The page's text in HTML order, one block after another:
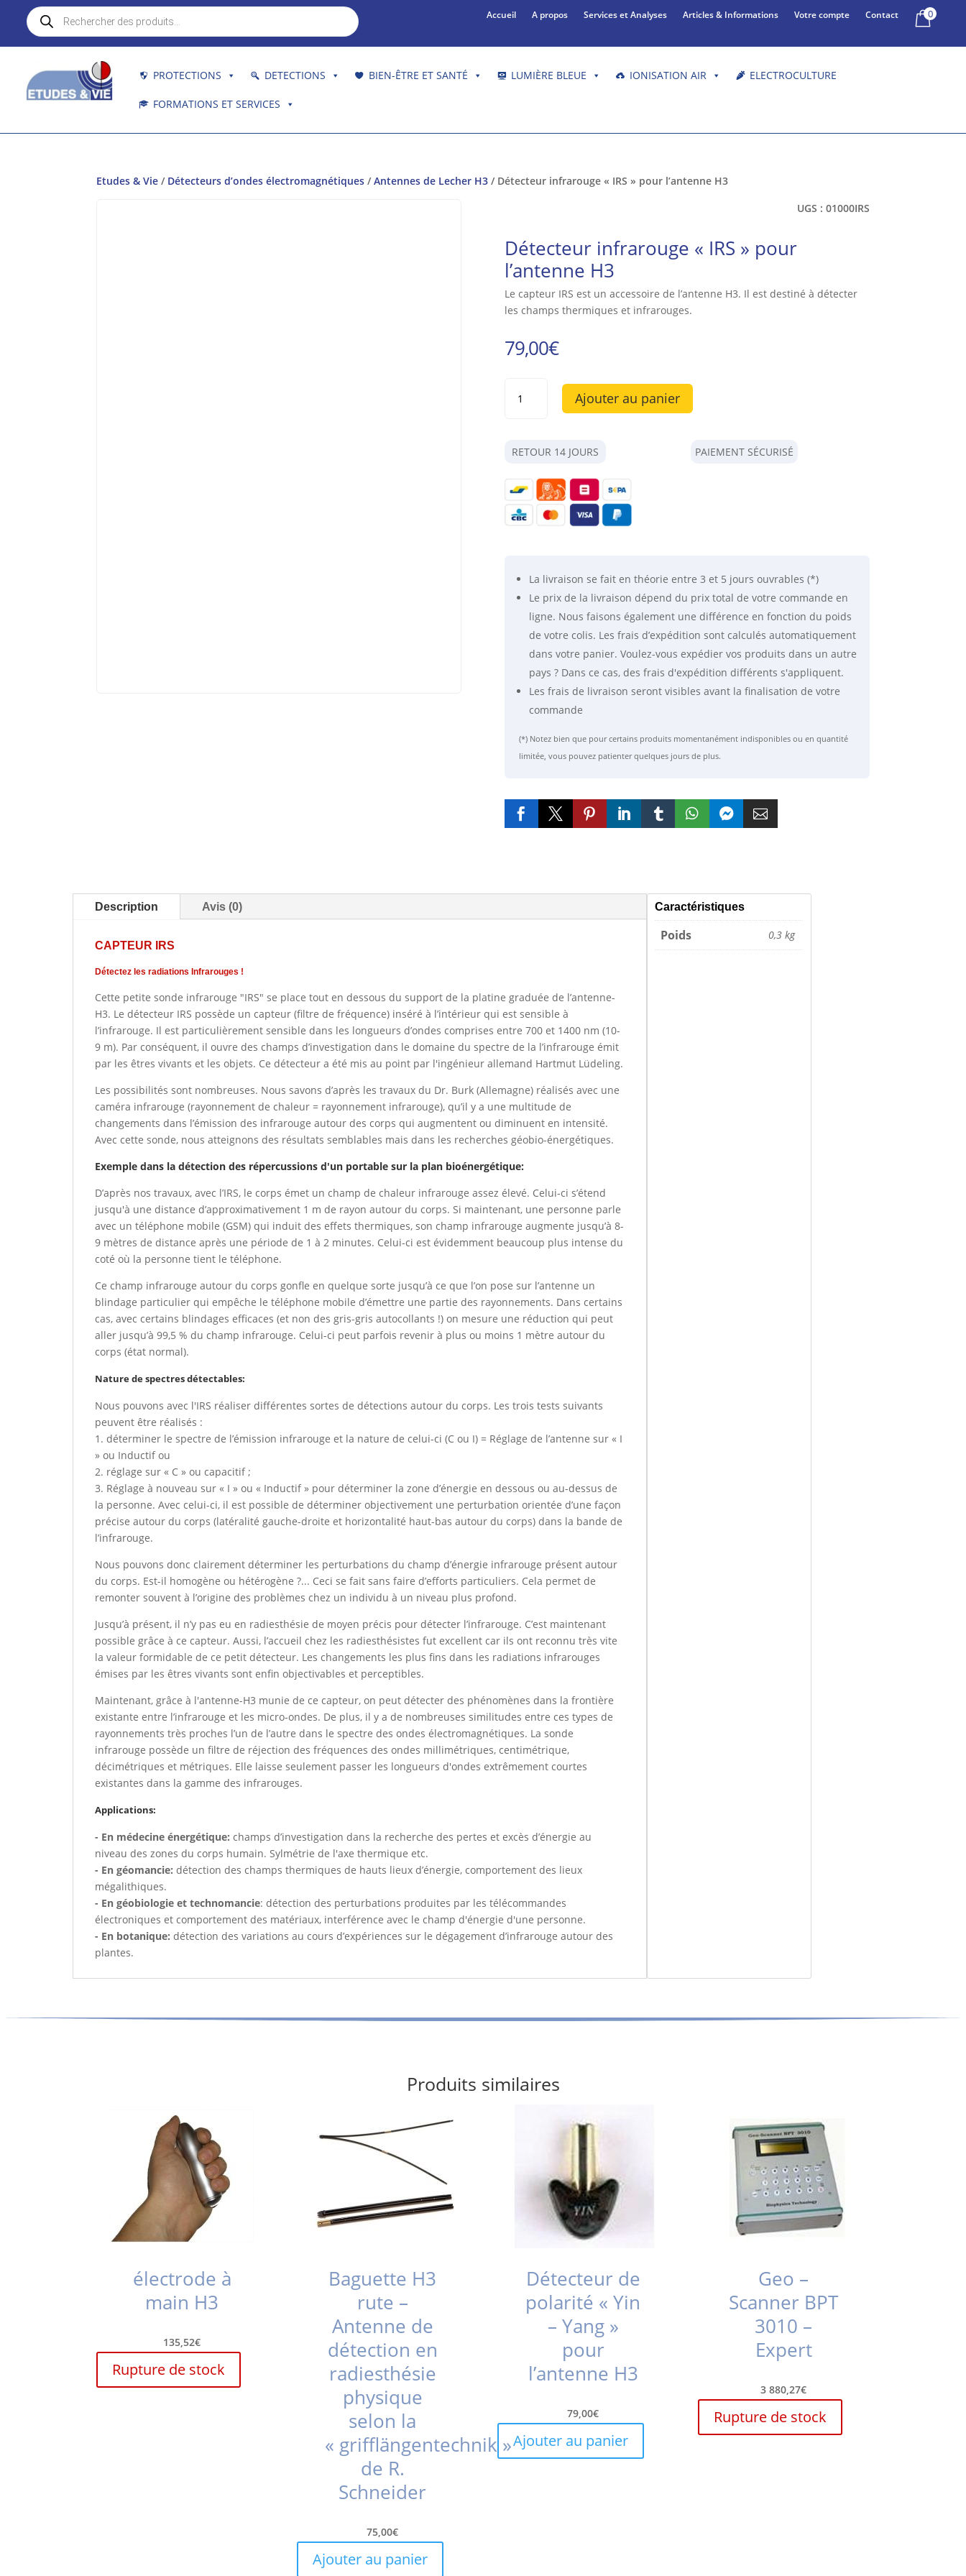
Recherche
de
produits
Accueil A propos Services et Analyses Articles & Informations Votre compte Contact 0
PROTECTIONS DETECTIONS BIEN-ÊTRE ET SANTÉ LUMIÈRE BLEUE IONISATION AIR ELECTROCULTURE
FORMATIONS ET SERVICES
Etudes & Vie / Détecteurs d’ondes électromagnétiques /Antennes de Lecher H3 / Détecteur infrarouge « IRS » pour l’antenne H3
UGS : 01000IRS
Détecteur infrarouge « IRS » pour
l’antenne H3
Le capteur IRS est un accessoire de l’antenne H3. Il est destiné à détecter
les champs thermiques et infrarouges.
79,00€
"IRS"
l'antenne
H3
Ajouter au panier
RETOUR 14 JOURS PAIEMENT SÉCURISÉ
La livraison se fait en théorie entre 3 et 5 jours ouvrables (*)
Le prix de la livraison dépend du prix total de votre commande en
ligne. Nous faisons également une différence en fonction du poids
de votre colis. Les frais d’expédition sont calculés automatiquement
dans votre panier. Voulez-vous expédier vos produits dans un autre
pays ? Dans ce cas, des frais d'expédition différents s'appliquent.
Les frais de livraison seront visibles avant la finalisation de votre
commande
(*) Notez bien que pour certains produits momentanément indisponibles ou en quantité
limitée, vous pouvez patienter quelques jours de plus.
       
Description Avis (0)
CAPTEUR IRS
Détectez les radiations Infrarouges !
Cette petite sonde infrarouge "IRS" se place tout en dessous du support de la platine graduée de l’antenne-
H3. Le détecteur IRS possède un capteur (filtre de fréquence) inséré à l’intérieur qui est sensible à
l’infrarouge. Il est particulièrement sensible dans les longueurs d’ondes comprises entre 700 et 1400 nm (10-
9 m). Par conséquent, il ouvre des champs d’investigation dans le domaine du spectre de la l’infrarouge émit
par les êtres vivants et les objets. Ce détecteur a été mis au point par l'ingénieur allemand Hartmut Lüdeling.
Les possibilités sont nombreuses. Nous savons d’après les travaux du Dr. Burk (Allemagne) réalisés avec une
caméra infrarouge (rayonnement de chaleur = rayonnement infrarouge), qu’il y a une multitude de
changements dans l’émission des infrarouge autour des corps qui augmentent ou diminuent en intensité.
Avec cette sonde, nous atteignons des résultats semblables mais dans les recherches géobio-énergétiques.
Exemple dans la détection des répercussions d'un portable sur la plan bioénergétique:
D’après nos travaux, avec l’IRS, le corps émet un champ de chaleur infrarouge assez élevé. Celui-ci s’étend
jusqu'à une distance d’approximativement 1 m de rayon autour du corps. Si maintenant, une personne parle
avec un téléphone mobile (GSM) qui induit des effets thermiques, son champ infrarouge augmente jusqu’à 8-
9 mètres de distance après une période de 1 à 2 minutes. Celui-ci est évidemment beaucoup plus intense du
coté où la personne tient le téléphone.
Ce champ infrarouge autour du corps gonfle en quelque sorte jusqu’à ce que l’on pose sur l’antenne un
blindage particulier qui empêche le téléphone mobile d’émettre une partie des rayonnements. Dans certains
cas, avec certains blindages efficaces (et non des gris-gris autocollants !) on mesure une réduction qui peut
aller jusqu’à 99,5 % du champ infrarouge. Celui-ci peut parfois revenir à plus ou moins 1 mètre autour du
corps (état normal).
Nature de spectres détectables:
Nous pouvons avec l'IRS réaliser différentes sortes de détections autour du corps. Les trois tests suivants
peuvent être réalisés :
1. déterminer le spectre de l’émission infrarouge et la nature de celui-ci (C ou I) = Réglage de l’antenne sur « I
» ou Inductif ou
2. réglage sur « C » ou capacitif ;
3. Réglage à nouveau sur « I » ou « Inductif » pour déterminer la zone d’énergie en dessous ou au-dessus de
la personne. Avec celui-ci, il est possible de déterminer objectivement une perturbation orientée d’une façon
précise autour du corps (latéralité gauche-droite et horizontalité haut-bas autour du corps) dans la bande de
l’infrarouge.
Nous pouvons donc clairement déterminer les perturbations du champ d’énergie infrarouge présent autour
du corps. Est-il homogène ou hétérogène ?... Ceci se fait sans faire d’efforts particuliers. Cela permet de
remonter souvent à l’origine des problèmes chez un individu à un niveau plus profond.
Jusqu’à présent, il n’y pas eu en radiesthésie de moyen précis pour détecter l’infrarouge. C’est maintenant
possible grâce à ce capteur. Aussi, l’accueil chez les radiesthésistes fut excellent car ils ont reconnu très vite
la valeur formidable de ce petit détecteur. Les changements les plus fins dans les radiations infrarouges
émises par les êtres vivants sont enfin objectivables et perceptibles.
Maintenant, grâce à l'antenne-H3 munie de ce capteur, on peut détecter des phénomènes dans la frontière
existante entre l’infrarouge et les micro-ondes. De plus, il y a de nombreuses similitudes entre ces types de
rayonnements très proches l’un de l’autre dans le spectre des ondes électromagnétiques. La sonde
infrarouge possède un filtre de réjection des fréquences des ondes millimétriques, centimétrique,
décimétriques et métriques. Elle laisse seulement passer les longueurs d'ondes extrêmement courtes
existantes dans la gamme des infrarouges.
Applications:
- En médecine énergétique: champs d’investigation dans la recherche des pertes et excès d’énergie au
niveau des zones du corps humain. Sylmétrie de l'axe thermique etc.
- En géomancie: détection des champs thermiques de hauts lieux d’énergie, comportement des lieux
mégalithiques.
- En géobiologie et technomancie: détection des perturbations produites par les télécommandes
électroniques et comportement des matériaux, interférence avec le champ d'énergie d'une personne.
- En botanique: détection des variations au cours d’expériences sur le dégagement d’infrarouge autour des
plantes.
Caractéristiques
Poids 0,3 kg
Produits similaires
électrode à
main H3
135,52€
Rupture de stock
Baguette H3
rute –
Antenne de
détection en
radiesthésie
physique
selon la
« grifflängentechnik »
de R.
Schneider
75,00€
Ajouter au panier
Détecteur de
polarité « Yin
– Yang »
pour
l’antenne H3
79,00€
Ajouter au panier
Geo –
Scanner BPT
3010 –
Expert
3 880,27€
Rupture de stock